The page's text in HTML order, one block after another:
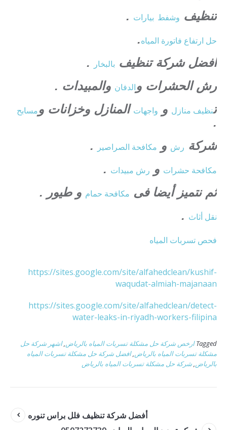
تنظيف وشفط بيارات .
حل ارتفاع فاتورة المياه.
افضل شركة تنظيف بالبخار
.
رش الحشرات والدفان والمبيدات .
تنظيف منازل و واجهات المنازل وخزانات ومسابح
.
شركة رش و مكافحة الصراصير .
مكافحة حشرات و رش مبيدات .
ثم نتميز أيضا فى مكافحة حمام و طيور .
نقل أثاث .
فحص تسربات المياه
https://sites.google.com/site/alfahedclean/kushif-
waqudat-almiah-majanaan
https://sites.google.com/site/alfahedclean/detect-
water-leaks-in-riyadh-workers-filipina
Tagged ارخص شركة حل مشكلة تسربات المياه بالرياض,اشهر شركة حل
مشكلة تسربات المياه بالرياض,افضل شركة حل مشكلة تسربات المياه
بالرياض,شركة حل مشكلة تسربات المياه بالرياض
أفضل شركة تنظيف فلل براس تنوره